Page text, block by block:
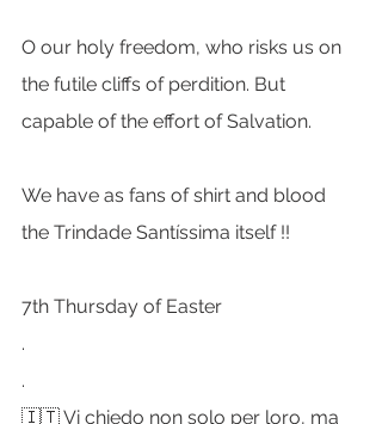
O our holy freedom, who risks us on
the futile cliffs of perdition. But
capable of the effort of Salvation.
We have as fans of shirt and blood
the Trindade Santíssima itself !!
7th Thursday of Easter
.
.
🇮🇹 Vi chiedo non solo per loro, ma